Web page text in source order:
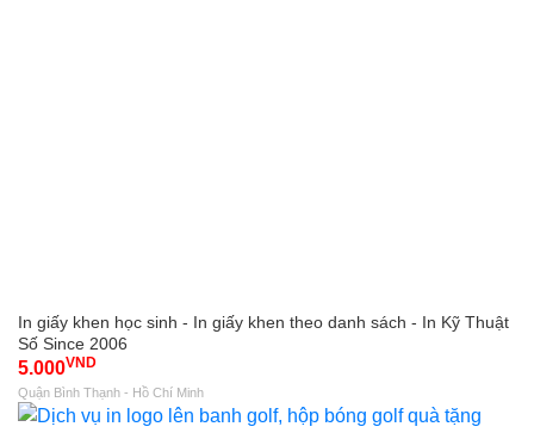
In giấy khen học sinh - In giấy khen theo danh sách - In Kỹ Thuật
Số Since 2006
5.000VND
Quận Bình Thạnh - Hồ Chí Minh